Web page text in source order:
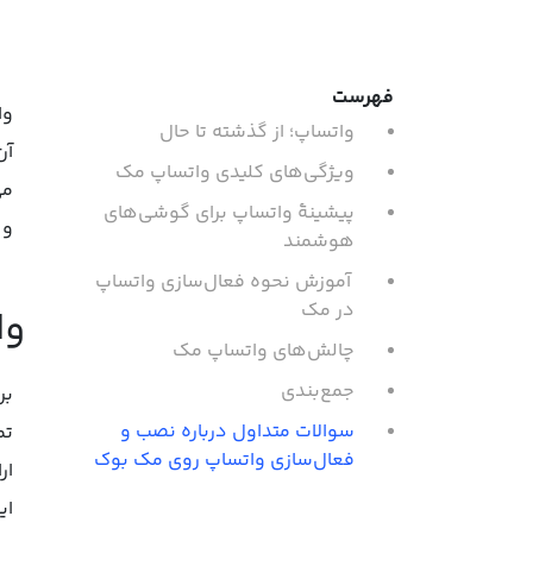
فهرست
واتساپ؛ از گذشته تا حال
ویژگی‌های کلیدی واتساپ مک
پیشینۀ واتساپ برای گوشی‌های
هوشمند
آموزش نحوه فعال‌سازی واتساپ
در مک
چالش‌های واتساپ مک
جمع‌بندی
سوالات متداول درباره نصب و
فعال‌سازی واتساپ روی مک بوک